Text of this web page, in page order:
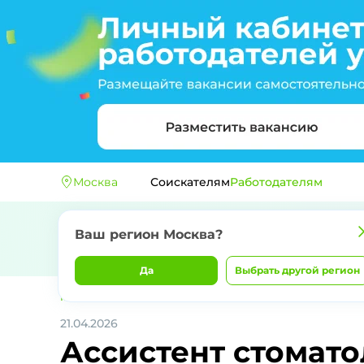
Москва
Ваш регион Москва?
Да Выбрать другой регион
СоискателямРаботодателям
Главная
21.04.2026
Ассистент